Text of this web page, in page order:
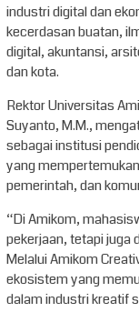
industri digital dan
kecerdasan buatan,
digital, akuntansi,
dan kota.
Rektor Universitas
Suyanto, M.M.,
sebagai institusi
yang
pemerintah, dan
“Di Amikom,
pekerjaan, tetapi juga
Melalui Amikom
ekosistem yang
dalam industri kreatif